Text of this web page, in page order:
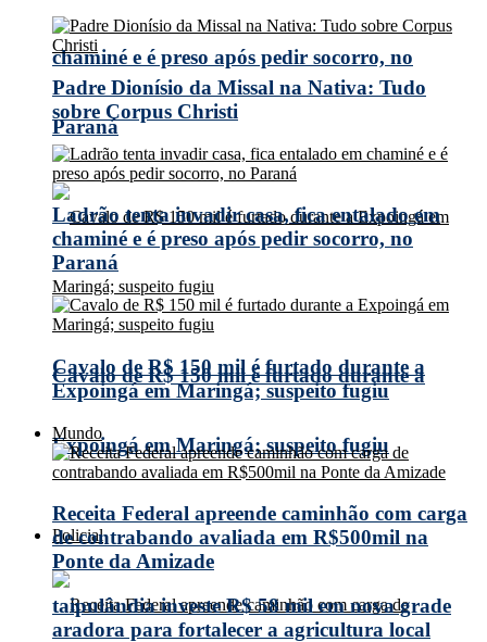
chaminé e é preso após pedir socorro, no
Paraná
Cavalo de R$ 150 mil é furtado durante a
Expoingá em Maringá; suspeito fugiu
Policial
Padre Dionísio da Missal na Nativa: Tudo
sobre Corpus Christi
Ladrão tenta invadir casa, fica entalado em
chaminé e é preso após pedir socorro, no
Paraná
Cavalo de R$ 150 mil é furtado durante a
Expoingá em Maringá; suspeito fugiu
Mundo
Receita Federal apreende caminhão com carga
de contrabando avaliada em R$500mil na
Ponte da Amizade
taipulândia investe R$ 58 mil em nova grade
aradora para fortalecer a agricultura local